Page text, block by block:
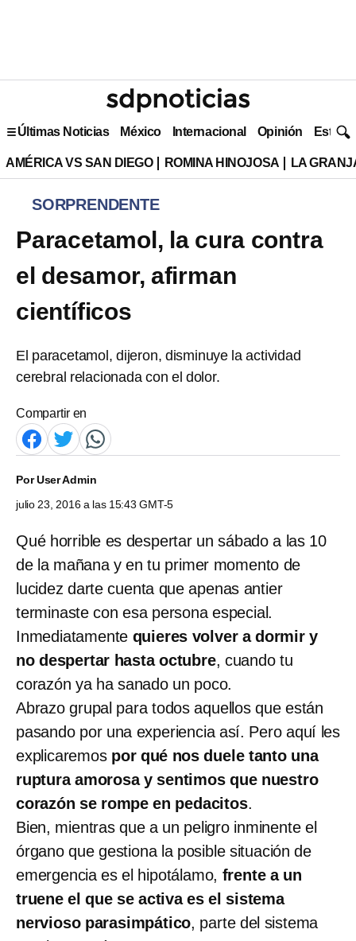
Últimas Noticias México Internacional Opinión Estilo
AMÉRICA VS SAN DIEGO ROMINA HINOJOSA LA
SORPRENDENTE
Paracetamol, la cura contra
el desamor, afirman
científicos
El paracetamol, dijeron, disminuye la actividad
cerebral relacionada con el dolor.
Compartir en
PorUser Admin
julio 23, 2016 a las 15:43 GMT-5
Qué horrible es despertar un sábado a las 10
de la mañana y en tu primer momento de
lucidez darte cuenta que apenas antier
terminaste con esa persona especial.
Inmediatamente quieres volver a dormir y
no despertar hasta octubre, cuando tu
corazón ya ha sanado un poco.
Abrazo grupal para todos aquellos que están
pasando por una experiencia así. Pero aquí les
explicaremospor qué nos duele tanto una
ruptura amorosa y sentimos que nuestro
corazón se rompe en pedacitos.
Bien, mientras que a un peligro inminente el
órgano que gestiona la posible situación de
emergencia es el hipotálamo, frente a un
truene el que se activa es el sistema
nervioso parasimpático, parte del sistema